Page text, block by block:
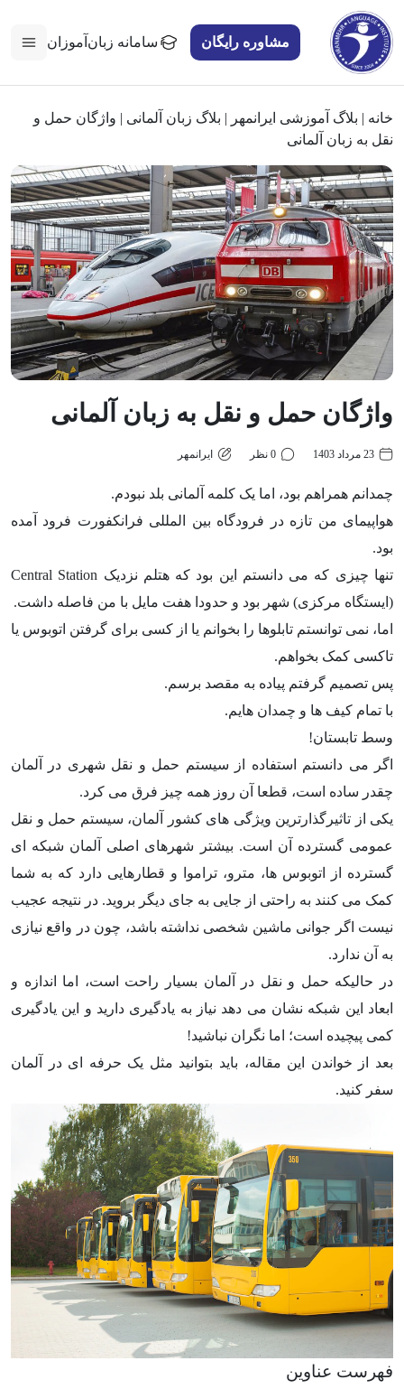
مشاوره رایگان سامانه زبان‌آموزان
خانه | بلاگ آموزشی ایرانمهر | بلاگ زبان آلمانی | واژگان حمل و
نقل به زبان آلمانی
واژگان حمل و نقل به زبان آلمانی
23 مرداد 1403 0 نظر ایرانمهر
چمدانم همراهم بود، اما یک کلمه آلمانی بلد نبودم.
هواپیمای من تازه در فرودگاه بین المللی فرانکفورت فرود آمده
بود.
تنها چیزی که می دانستم این بود که هتلم نزدیک Central Station
(ایستگاه مرکزی) شهر بود و حدودا هفت مایل با من فاصله داشت.
اما، نمی توانستم تابلوها را بخوانم یا از کسی برای گرفتن اتوبوس یا
تاکسی کمک بخواهم.
پس تصمیم گرفتم پیاده به مقصد برسم.
با تمام کیف ها و چمدان هایم.
وسط تابستان!
اگر می دانستم استفاده از سیستم حمل و نقل شهری در آلمان
چقدر ساده است، قطعا آن روز همه چیز فرق می کرد.
یکی از تاثیرگذارترین ویژگی های کشور آلمان، سیستم حمل و نقل
عمومی گسترده آن است. بیشتر شهرهای اصلی آلمان شبکه ای
گسترده از اتوبوس ها، مترو، تراموا و قطارهایی دارد که به شما
کمک می کنند به راحتی از جایی به جای دیگر بروید. در نتیجه عجیب
نیست اگر جوانی ماشین شخصی نداشته باشد، چون در واقع نیازی
به آن ندارد.
در حالیکه حمل و نقل در آلمان بسیار راحت است، اما اندازه و
ابعاد این شبکه نشان می دهد نیاز به یادگیری دارید و این یادگیری
کمی پیچیده است؛ اما نگران نباشید!
بعد از خواندن این مقاله، باید بتوانید مثل یک حرفه ای در آلمان
سفر کنید.
فهرست عناوین